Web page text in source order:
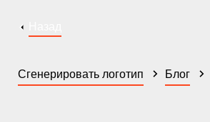
Сгенерировать логотип Блог